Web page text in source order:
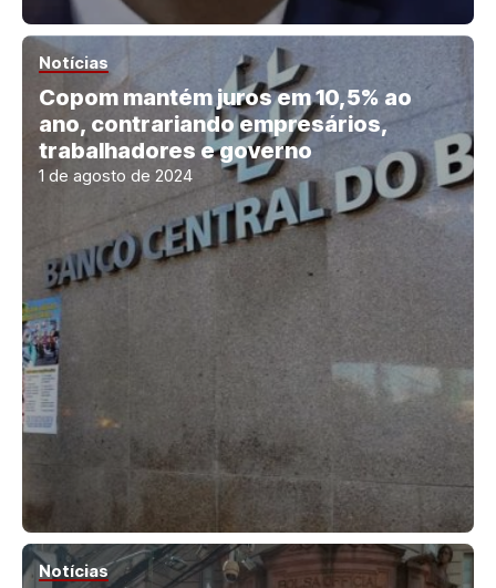
Notícias
Copom mantém juros em 10,5% ao
ano, contrariando empresários,
trabalhadores e governo
1 de agosto de 2024
Notícias